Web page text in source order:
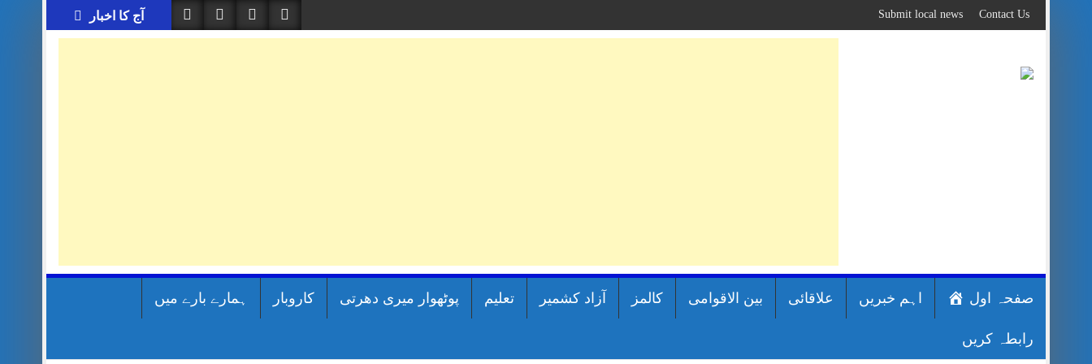
to
content
آج کا اخبار Contact Us
Submit local news
صفحہ اول اہم خبریں علاقائی بین الاقوامی کالمز آزاد کشمیر تعلیم پوٹھوار میری دھرتی کاروبار ہمارے بارے میں
رابطہ کریں